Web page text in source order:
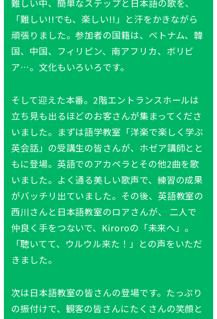
難しい中、簡単なステップと日本語の歌を、
「難しい!!でも、楽しい!!」と汗をかきながら
頑張りました。参加者の国籍は、ベトナム、韓
国、中国、フィリピン、南アフリカ、ボリビ
ア…。文化もいろいろです。
そして迎えた本番。2階エントランスホールは
立ち見も出るほどのお客さんが集まってくださ
いました。まずは語学教室「洋楽で楽しく学ぶ
英会話」の受講生の皆さんが、ホゼア講師とと
もに登場。英語でのアカペラとその他2曲を歌
いました。よく通る美しい歌声で、練習の成果
がバッチリ出ていました。その後、英語教室の
西川さんと日本語教室のロアさんが、 二人で
仲良く手をつないで、Kiroroの「未来へ」。
「聴いてて、ウルウル来た！」との声をいただ
きました。
次は日本語教室の皆さんの登場です。たっぷり
の振付けで、観客の皆さんにたくさんの笑顔と